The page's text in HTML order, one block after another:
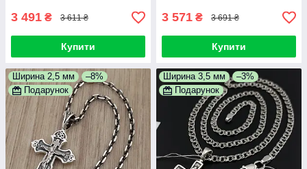
3 491 ₴ 3 611 ₴
Купити
3 571 ₴ 3 691 ₴
Купити
Ширина 2,5 мм
–8%
Подарунок
Ширина 3,5 мм
–3%
Подарунок